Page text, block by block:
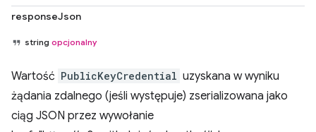
responseJson
string opcjonalny
Wartość PublicKeyCredential uzyskana w wyniku
żądania zdalnego (jeśli występuje) zserializowana jako
ciąg JSON przez wywołanie